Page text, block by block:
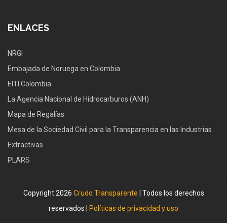
ENLACES
NRGI
Embajada de Noruega en Colombia
EITI Colombia
La Agencia Nacional de Hidrocarburos (ANH)
Mapa de Regalías
Mesa de la Sociedad Civil para la Transparencia en las Industrias
Extractivas
PLARS
Copyright 2026 Crudo Transparente | Todos los derechos
reservados |
Políticas de privacidad y uso